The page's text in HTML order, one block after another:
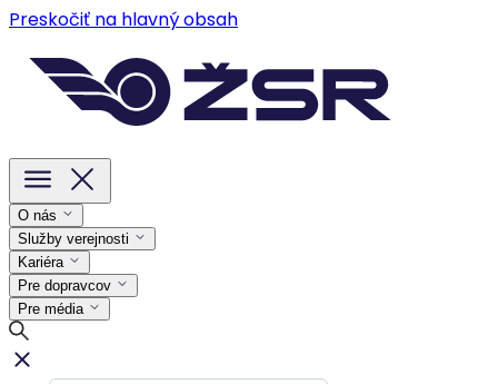
Preskočiť na hlavný obsah
O nás
Služby verejnosti
Kariéra
Pre dopravcov
Pre média